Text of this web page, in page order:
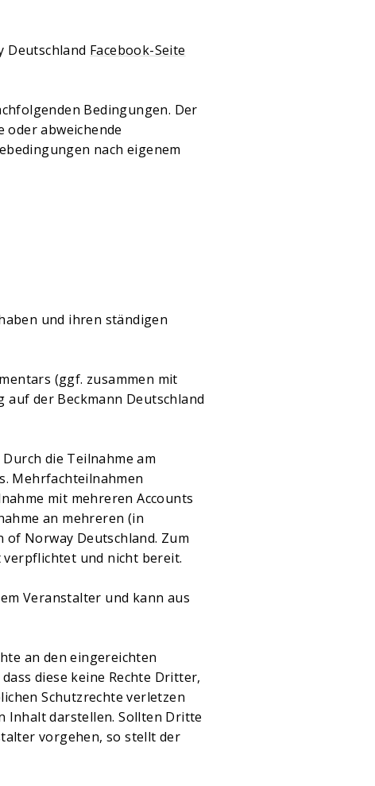
Deutschland Facebook-Seite
Bedingungen. Der
oder abweichende
nach eigenem
und ihren ständigen
(ggf. zusammen mit
der Beckmann Deutschland
die Teilnahme am
Mehrfachteilnahmen
mit mehreren Accounts
an mehreren (in
Norway Deutschland. Zum
verpflichtet und nicht bereit.
Veranstalter und kann aus
an den eingereichten
diese keine Rechte Dritter,
Schutzrechte verletzen
Inhalt darstellen. Sollten Dritte
vorgehen, so stellt der